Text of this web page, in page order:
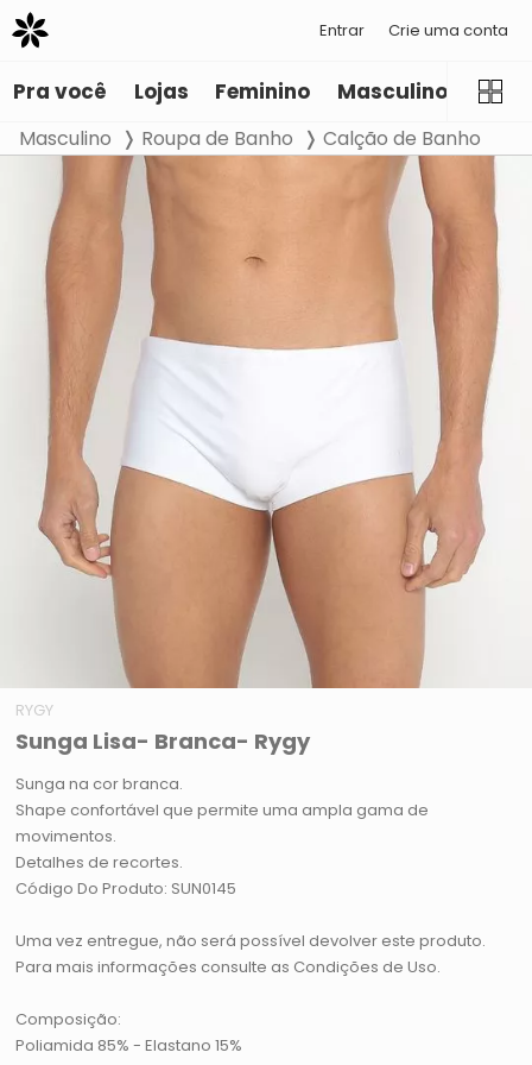
Entrar Crie uma conta
Pra você Lojas Feminino Masculino
Masculino Roupa de Banho Calção de Banho
RYGY
Sunga Lisa- Branca- Rygy
Sunga na cor branca.
Shape confortável que permite uma ampla gama de
movimentos.
Detalhes de recortes.
Código Do Produto: SUN0145
Uma vez entregue, não será possível devolver este produto.
Para mais informações consulte as Condições de Uso.
Composição:
Poliamida 85% - Elastano 15%